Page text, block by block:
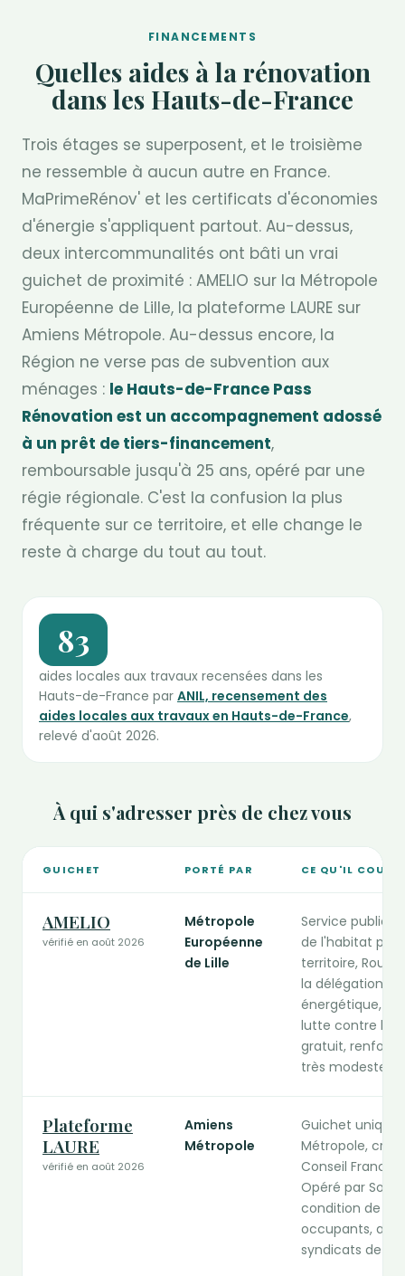
FINANCEMENTS
Quelles aides à la rénovation
dans les Hauts-de-France
Trois étages se superposent, et le troisième
ne ressemble à aucun autre en France.
MaPrimeRénov' et les certificats d'économies
d'énergie s'appliquent partout. Au-dessus,
deux intercommunalités ont bâti un vrai
guichet de proximité : AMELIO sur la Métropole
Européenne de Lille, la plateforme LAURE sur
Amiens Métropole. Au-dessus encore, la
Région ne verse pas de subvention aux
ménages : le Hauts-de-France Pass
Rénovation est un accompagnement adossé
à un prêt de tiers-financement,
remboursable jusqu'à 25 ans, opéré par une
régie régionale. C'est la confusion la plus
fréquente sur ce territoire, et elle change le
reste à charge du tout au tout.
83
aides locales aux travaux recensées dans les
Hauts-de-France par ANIL, recensement des
aides locales aux travaux en Hauts-de-France,
relevé d'août 2026.
À qui s'adresser près de chez vous
GUICHET PORTÉ PAR CE QU'IL
AMELIO
vérifié en août 2026
Métropole
Européenne
de Lille
Service public
de l'habitat
territoire,
la délégation
énergétique,
lutte contre
gratuit,
très modestes.
Plateforme
LAURE
vérifié en août 2026
Amiens
Métropole
Guichet unique
Métropole, créé
Conseil France
Opéré par
condition de
occupants, aux
syndicats de